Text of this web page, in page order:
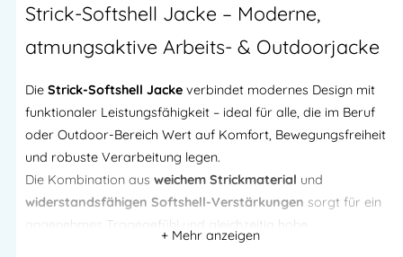
Strick-Softshell Jacke – Moderne,
atmungsaktive Arbeits- & Outdoorjacke
Die Strick-Softshell Jacke verbindet modernes Design mit
funktionaler Leistungsfähigkeit – ideal für alle, die im Beruf
oder Outdoor-Bereich Wert auf Komfort, Bewegungsfreiheit
und robuste Verarbeitung legen.
Die Kombination aus weichem Strickmaterial und
widerstandsfähigen Softshell-Verstärkungen sorgt für ein
angenehmes Tragegefühl und gleichzeitig hohe
Strapazierfähigkeit an stark beanspruchten Stellen.